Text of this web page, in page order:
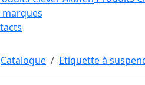
marques
Catalogue Etiquette à